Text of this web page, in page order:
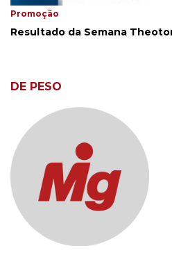
Promoção
Resultado da Semana
DE PESO